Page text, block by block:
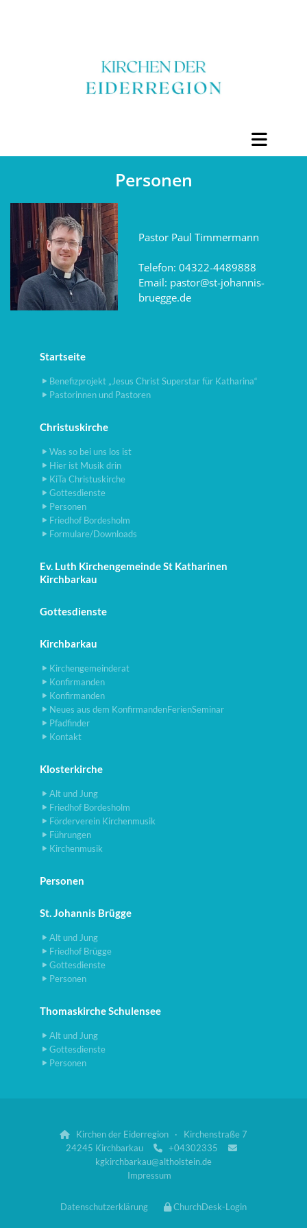
Personen
Pastor Paul Timmermann
Telefon: 04322-4489888
Email: pastor@st-johannis-
bruegge.de
Startseite
Benefizprojekt „Jesus Christ Superstar für Katharina“
Pastorinnen und Pastoren
Christuskirche
Was so bei uns los ist
Hier ist Musik drin
KiTa Christuskirche
Gottesdienste
Personen
Friedhof Bordesholm
Formulare/Downloads
Ev. Luth Kirchengemeinde St Katharinen
Kirchbarkau
Gottesdienste
Kirchbarkau
Kirchengemeinderat
Konfirmanden
Konfirmanden
Neues aus dem KonfirmandenFerienSeminar
Pfadfinder
Kontakt
Klosterkirche
Alt und Jung
Friedhof Bordesholm
Förderverein Kirchenmusik
Führungen
Kirchenmusik
Personen
St. Johannis Brügge
Alt und Jung
Friedhof Brügge
Gottesdienste
Personen
Thomaskirche Schulensee
Alt und Jung
Gottesdienste
Personen

Kirchen der Eiderregion · Kirchenstraße 7
24245 Kirchbarkau
 +04302335 
kgkirchbarkau@altholstein.de
Impressum
Datenschutzerklärung ChurchDesk-Login